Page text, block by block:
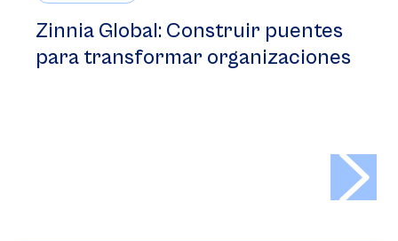
Zinnia Global: Construir puentes
para transformar organizaciones